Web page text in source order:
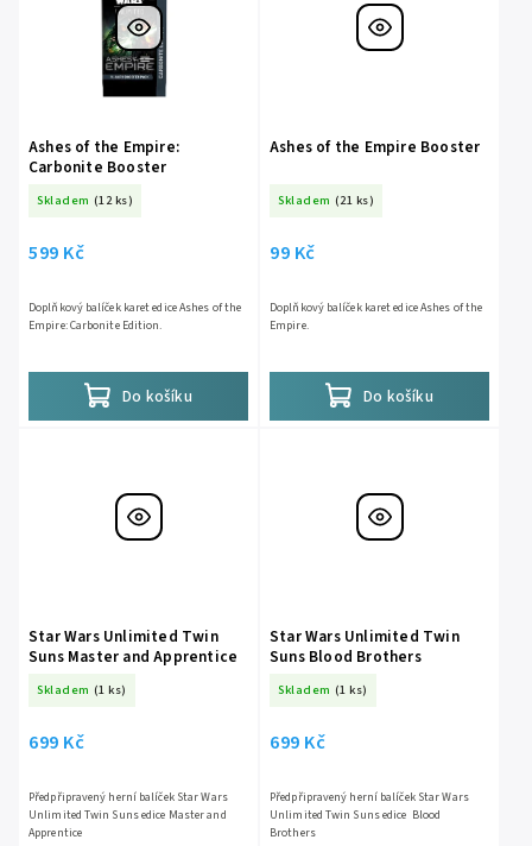
Ashes of the Empire:
Carbonite Booster
Skladem (12 ks)
599 Kč
Do košíku
Doplňkový balíček karet edice Ashes of the
Empire: Carbonite Edition.
Ashes of the Empire Booster
Skladem (21 ks)
99 Kč
Do košíku
Doplňkový balíček karet edice Ashes of the
Empire.
Star Wars Unlimited Twin
Suns Master and Apprentice
Skladem (1 ks)
699 Kč
Předpřipravený herní balíček Star Wars
Unlimited Twin Suns edice Master and
Apprentice
Star Wars Unlimited Twin
Suns Blood Brothers
Skladem (1 ks)
699 Kč
Předpřipravený herní balíček Star Wars
Unlimited Twin Suns edice Blood
Brothers